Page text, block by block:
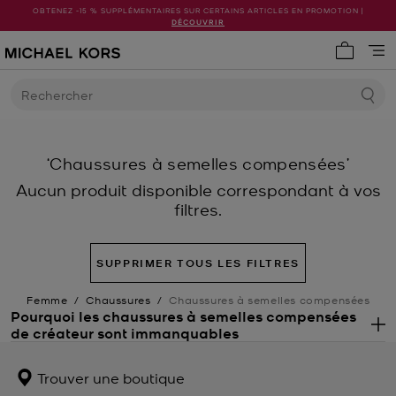
OBTENEZ -15 % SUPPLÉMENTAIRES SUR CERTAINS ARTICLES EN PROMOTION |
DÉCOUVRIR
Rechercher
‘Chaussures à semelles compensées’
Aucun produit disponible correspondant à vos
filtres.
SUPPRIMER TOUS LES FILTRES
Femme / Chaussures / Chaussures à semelles compensées
Pourquoi les chaussures à semelles compensées
de créateur sont immanquables
compensées de créateur Michael Kors. La touche finale parfaite à
vos tenues d'été et de voyage ensoleillé, nos chaussures à
Trouver une boutique